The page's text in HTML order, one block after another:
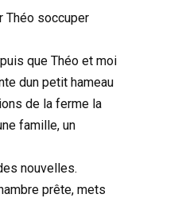
Théo soccuper
que Théo et moi
dun petit hameau
de la ferme la
famille, un
nouvelles.
prête, mets